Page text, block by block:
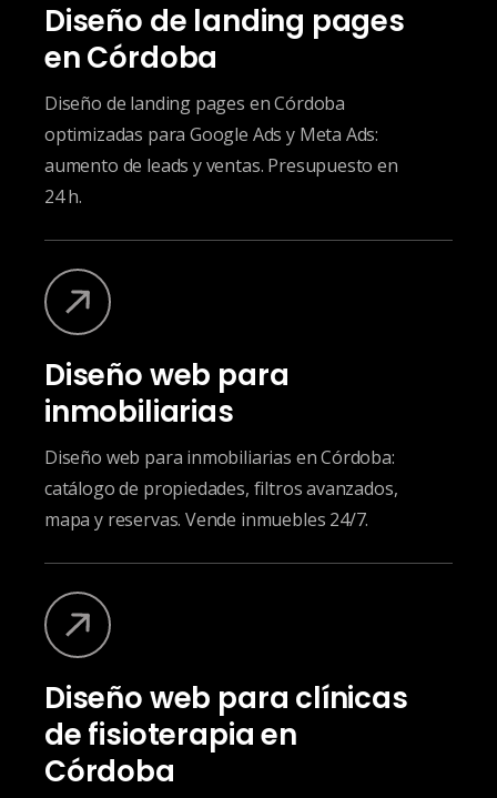
Diseño de landing pages
en Córdoba
Diseño de landing pages en Córdoba
optimizadas para Google Ads y Meta Ads:
aumento de leads y ventas. Presupuesto en
24 h.
Diseño web para
inmobiliarias
Diseño web para inmobiliarias en Córdoba:
catálogo de propiedades, filtros avanzados,
mapa y reservas. Vende inmuebles 24/7.
Diseño web para clínicas
de fisioterapia en
Córdoba